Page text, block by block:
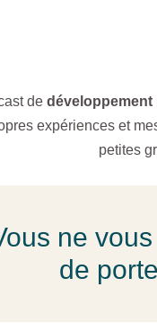
de développement
expériences et
petites
ne
de